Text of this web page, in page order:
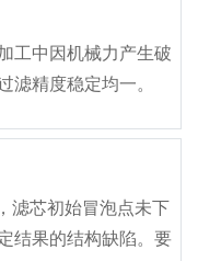
工中因机械力产生破
滤精度稳定均一。
滤芯初始冒泡点未下
结果的结构缺陷。要